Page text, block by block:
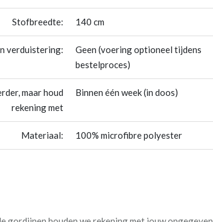
Stofbreedte: 140 cm
verduistering:
Geen (voering optioneel tijdens
bestelproces)
maar houd
rekening met
Binnen één week (in doos)
Materiaal: 100% microfibre polyester